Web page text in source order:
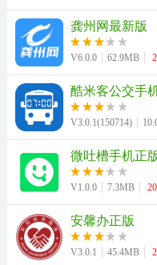
二次元
587款应用
仙侠手游
485款应用
三国游戏
3934款应用
其他
981款应用
龚州网最新版
V6.0.0 62.9MB
酷米客公交手
V3.0.1(150714)
微吐槽手机正
V1.0.0 7.3MB
安馨办正版
V3.0.1 45.4MB